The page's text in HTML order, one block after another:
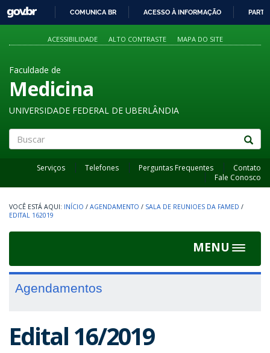
PARA
O
GOVBR
COMUNICA BR ACESSO À INFORMAÇÃO
ACESSIBILIDADE ALTO CONTRASTE MAPA DO SITE
Faculdade de
Medicina
UNIVERSIDADE FEDERAL DE UBERLÂNDIA
Serviços Telefones Perguntas Frequentes
Contato
Fale Conosco
INÍCIO / AGENDAMENTO / SALA DE REUNIOES DA FAMED /
EDITAL 162019
MENU
Toggle
Agendamentos
Edital 16/2019